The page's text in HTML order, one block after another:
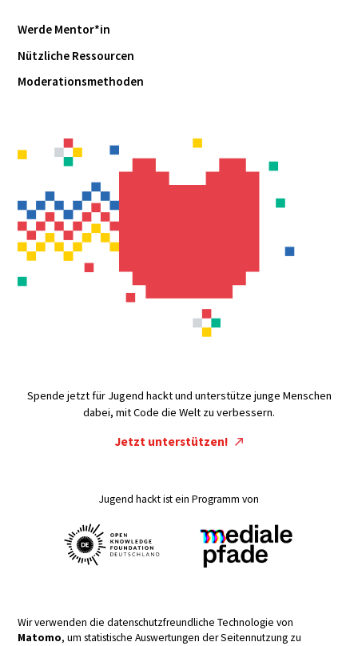
Werde Mentor*in
Nützliche Ressourcen
Moderationsmethoden
Spende jetzt für Jugend hackt und unterstütze junge Menschen
dabei, mit Code die Welt zu verbessern.
Jetzt unterstützen!
Jugend hackt ist ein Programm von
Wir verwenden die datenschutzfreundliche Technologie von
Matomo, um statistische Auswertungen der Seitennutzung zu